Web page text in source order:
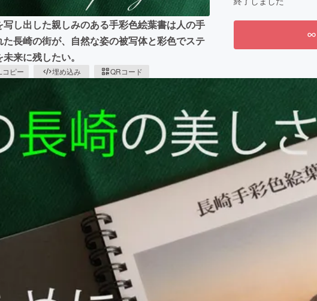
し出した親しみのある手彩色絵葉書は人の手
長崎の街が、自然な姿の被写体と彩色でステ
来に残したい。
コピー 埋め込み QRコード